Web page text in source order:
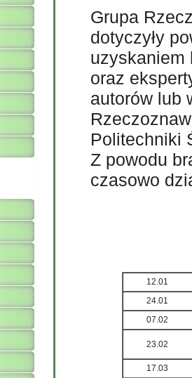
Grupa
dotyczyły
uzyskaniem
oraz
autorów lub
Politechniki
Z powodu
czasowo
12.01
24.01
07.02
23.02
17.03